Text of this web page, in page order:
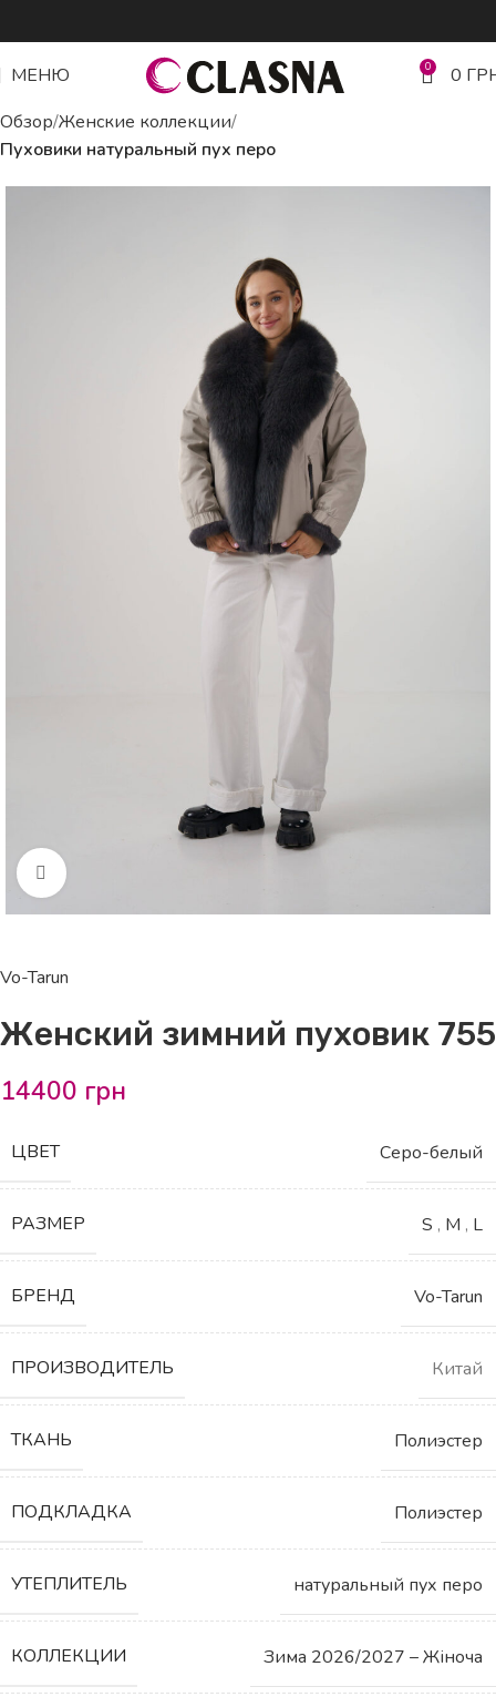
МЕНЮ 0 0
Обзор Женские коллекции
Пуховики натуральный пух перо
Click to enlarge
Vo-Tarun
Женский зимний пуховик 755
14400 грн
ЦВЕТ Серо-белый
РАЗМЕР S , M , L
БРЕНД Vo-Tarun
ПРОИЗВОДИТЕЛЬ Китай
ТКАНЬ Полиэстер
ПОДКЛАДКА Полиэстер
УТЕПЛИТЕЛЬ натуральный пух перо
КОЛЛЕКЦИИ Зима 2026/2027 – Жіноча